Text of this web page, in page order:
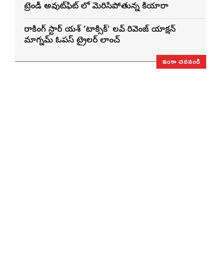
ట్రెండీ అవుట్‌ఫిట్ లో మెరిసిపోతున్న కియారా
రాకింగ్ స్టార్ యశ్ ‘టాక్సిక్’ లవ్ రివెంజ్ యాక్షన్
మాగ్నమ్ ఓపస్‌ ట్రైలర్ లాంచ్
ఇంకా చదవండి